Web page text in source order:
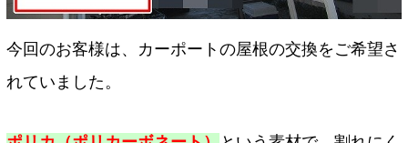
今回のお客様は、カーポートの屋根の交換をご希望さ
れていました。